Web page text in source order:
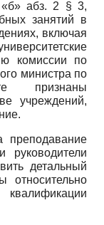
«б» абз. 2 § 3,
занятий в
включая
комиссии по
министра по
признаны
учреждений,
руководители
детальный
относительно